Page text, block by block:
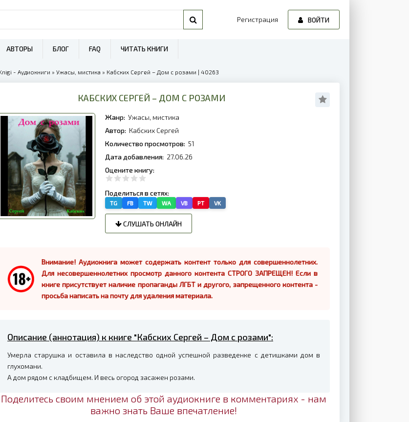
Регистрация ВОЙТИ
АВТОРЫ БЛОГ FAQ ЧИТАТЬ КНИГИ
- Аудиокниги » Ужасы, мистика » Кабских Сергей – Дом с розами | 40263
КАБСКИХ СЕРГЕЙ – ДОМ С РОЗАМИ
Жанр: Ужасы, мистика
Автор: Кабских Сергей
Количество просмотров: 51
Дата добавления: 27.06.26
Оцените книгу:
Поделиться в сетях:
TG FB TW WA VB PT VK
СЛУШАТЬ ОНЛАЙН
Внимание! Аудиокнига может содержать контент только для совершеннолетних.
Для несовершеннолетних просмотр данного контента СТРОГО ЗАПРЕЩЕН! Если в
книге присутствует наличие пропаганды ЛГБТ и другого, запрещенного контента -
просьба написать на почту для удаления материала.
Описание (аннотация) к книге "Кабских Сергей – Дом с розами":
Умерла старушка и оставила в наследство одной успешной разведенке с детишками дом в
глухомани.
А дом рядом с кладбищем. И весь огород засажен розами.
Поделитесь своим мнением об этой аудиокниге в комментариях - нам
важно знать Ваше впечатление!